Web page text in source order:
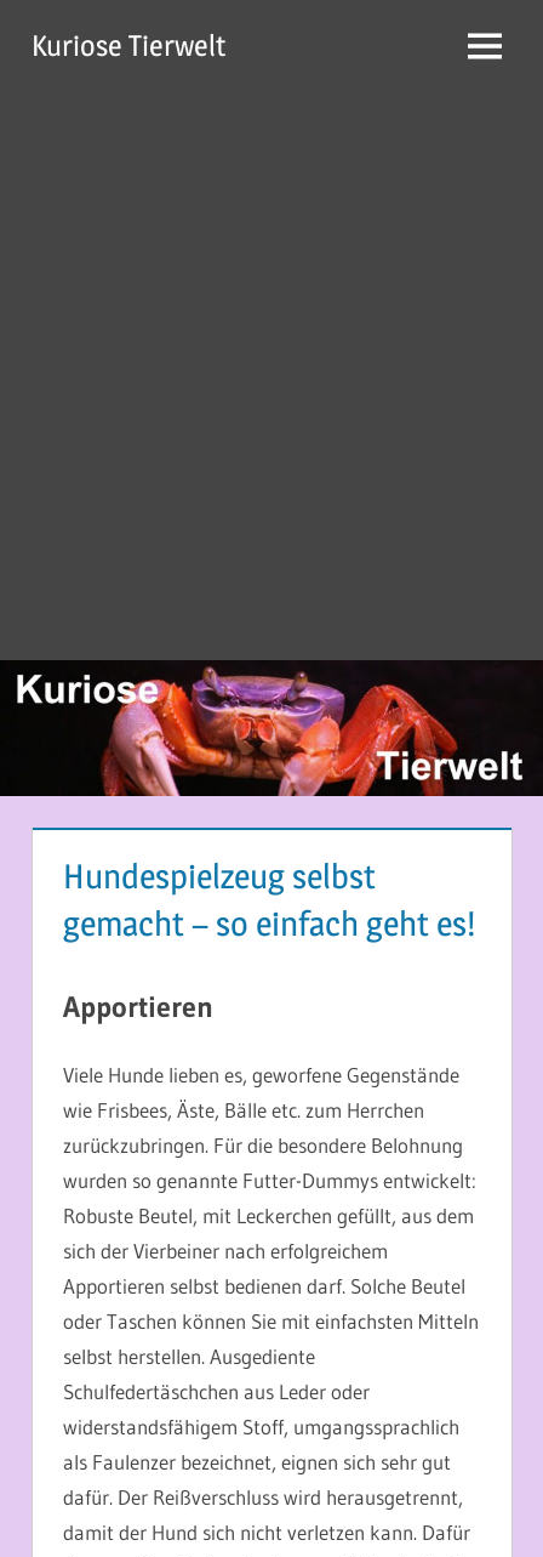
InhaltKuriose Tierwelt Menü
Hundespielzeug selbst
gemacht – so einfach geht es!
Apportieren
Viele Hunde lieben es, geworfene Gegenstände
wie Frisbees, Äste, Bälle etc. zum Herrchen
zurückzubringen. Für die besondere Belohnung
wurden so genannte Futter-Dummys entwickelt:
Robuste Beutel, mit Leckerchen gefüllt, aus dem
sich der Vierbeiner nach erfolgreichem
Apportieren selbst bedienen darf. Solche Beutel
oder Taschen können Sie mit einfachsten Mitteln
selbst herstellen. Ausgediente
Schulfedertäschchen aus Leder oder
widerstandsfähigem Stoff, umgangssprachlich
als Faulenzer bezeichnet, eignen sich sehr gut
dafür. Der Reißverschluss wird herausgetrennt,
damit der Hund sich nicht verletzen kann. Dafür